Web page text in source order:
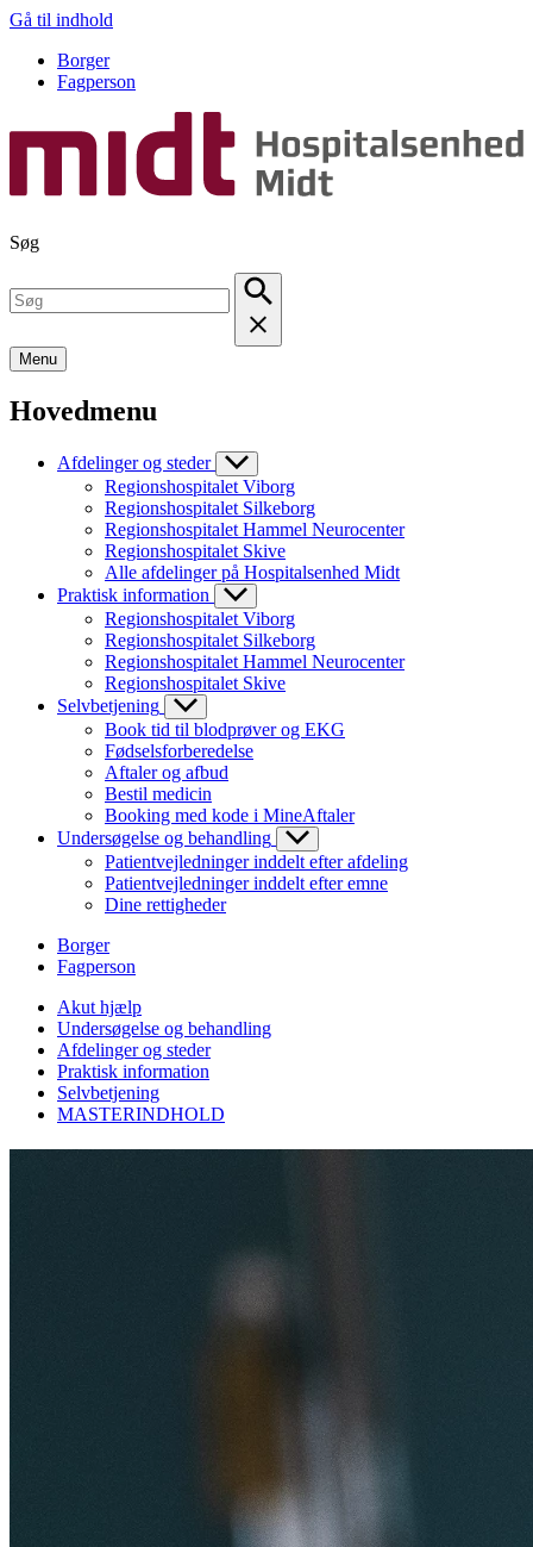
Gå til indhold
Borger
Fagperson
Søg
Menu
Hovedmenu
Afdelinger og steder
Regionshospitalet Viborg
Regionshospitalet Silkeborg
Regionshospitalet Hammel Neurocenter
Regionshospitalet Skive
Alle afdelinger på Hospitalsenhed Midt
Praktisk information
Regionshospitalet Viborg
Regionshospitalet Silkeborg
Regionshospitalet Hammel Neurocenter
Regionshospitalet Skive
Selvbetjening
Book tid til blodprøver og EKG
Fødselsforberedelse
Aftaler og afbud
Bestil medicin
Booking med kode i MineAftaler
Undersøgelse og behandling
Patientvejledninger inddelt efter afdeling
Patientvejledninger inddelt efter emne
Dine rettigheder
Borger
Fagperson
Akut hjælp
Undersøgelse og behandling
Afdelinger og steder
Praktisk information
Selvbetjening
MASTERINDHOLD